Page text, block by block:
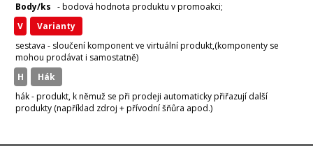
Body/ks - bodová hodnota produktu v promoakci;
v
varianty
sestava - sloučení komponent ve virtuální produkt,(komponenty se
mohou prodávat i samostatně)
H
hák
hák - produkt, k němuž se při prodeji automaticky přiřazují další
produkty (například zdroj + přívodní šňůra apod.)